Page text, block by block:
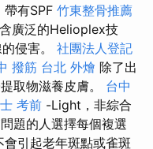
有SPF 竹東整骨推薦
廣泛的Helioplex技
侵害。 社團法人登記
撥筋 台北 外燴 除了出
取物滋養皮膚。 台中
考前 -Light，非綜合
題的人選擇每個複選
引起老年斑點或雀斑